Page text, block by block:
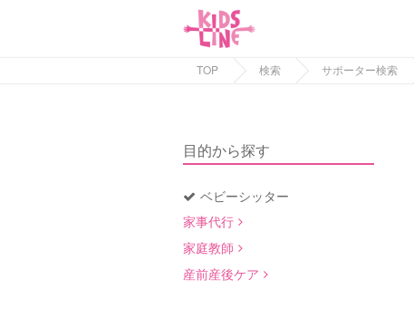
TOP 検索 サポーター検索
目的から探す
ベビーシッター
家事代行
家庭教師
産前産後ケア